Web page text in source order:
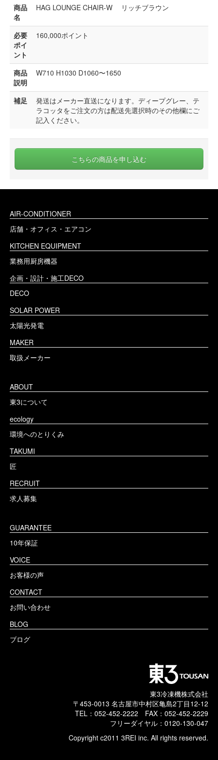
商品
名
HAG LOUNGE CHAIR-W リッチブラウン
必要
ポイ
ント
160,000ポイント
商品
説明
W710 H1030 D1060〜1650
補足
発送はメーカー直送になります。ディープグレー、テ
ラコッタをご注文の方は配送先選択時のその他欄にご
記入ください。
こちらの商品を申し込む
AIR‐CONDITIONER
店舗・オフィス・エアコン
KITCHEN EQUIPMENT
業務用厨房機器
企画・設計・施工DECO
DECO
SOLAR POWER
太陽光発電
MAKER
取扱メーカー
ABOUT
東3について
ecology
環境へのとりくみ
TAKUMI
匠
RECRUIT
求人募集
GUARANTEE
10年保証
VOICE
お客様の声
CONTACT
お問い合わせ
BLOG
ブログ
東3冷凍機株式会社
〒453-0013 名古屋市中村区亀島2丁目12-12
TEL：052-452-2222 FAX：052-452-2229
フリーダイヤル：0120-130-047
Copyright c2011 3REI inc. All rights reserved.